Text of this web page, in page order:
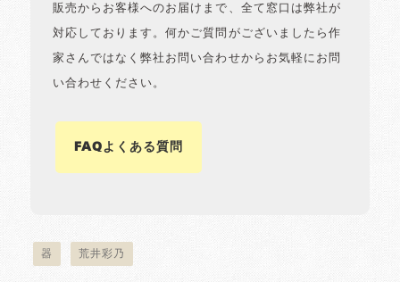
販売からお客様へのお届けまで、全て窓口は弊社が
対応しております。何かご質問がございましたら作
家さんではなく弊社お問い合わせからお気軽にお問
い合わせください。
FAQよくある質問
器 荒井彩乃